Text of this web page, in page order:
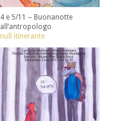
4 e 5/11 – Buonanotte
all’antropologo
null itinerante